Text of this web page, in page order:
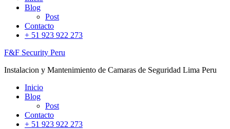
Blog
Post
Contacto
+ 51 923 922 273
F&F Security Peru
Instalacion y Mantenimiento de Camaras de Seguridad Lima Peru
Inicio
Blog
Post
Contacto
+ 51 923 922 273